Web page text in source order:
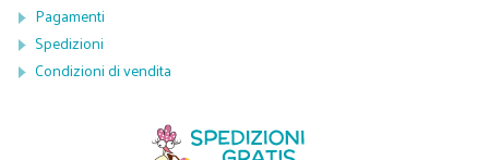
Pagamenti
Spedizioni
Condizioni di vendita